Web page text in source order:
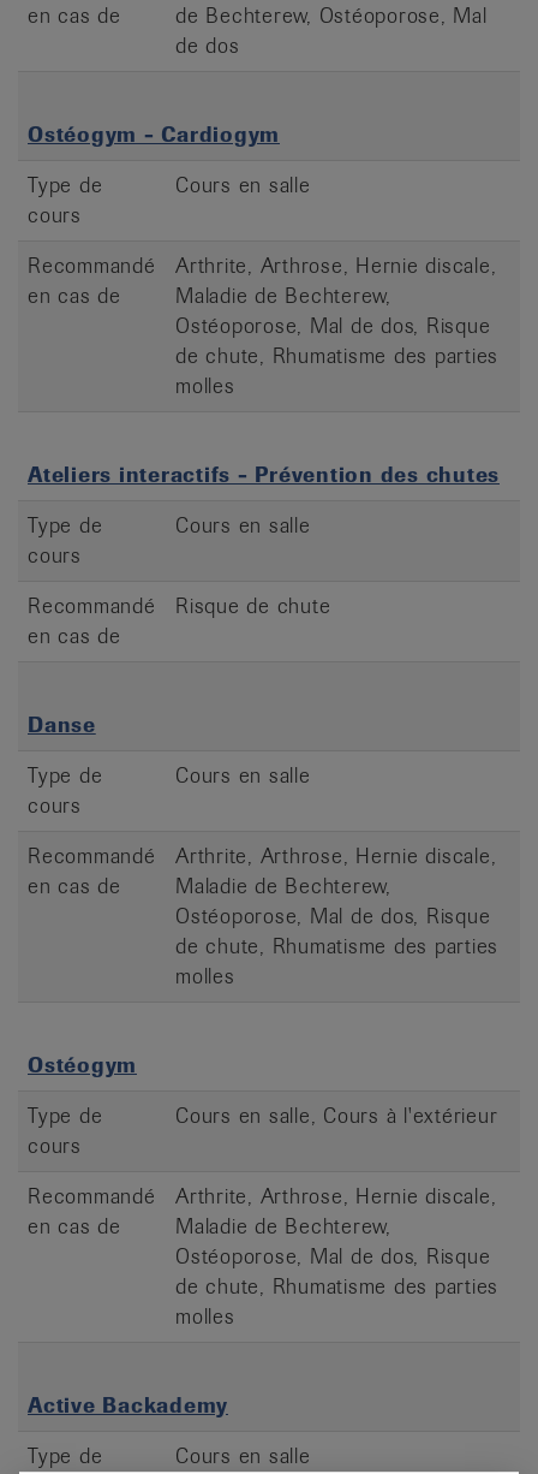
en cas de
de Bechterew, Ostéoporose, Mal
de dos
Ostéogym - Cardiogym
Type de
cours
Cours en salle
Recommandé
en cas de
Arthrite, Arthrose, Hernie discale,
Maladie de Bechterew,
Ostéoporose, Mal de dos, Risque
de chute, Rhumatisme des parties
molles
Ateliers interactifs - Prévention des chutes
Type de
cours
Cours en salle
Recommandé
en cas de
Risque de chute
Danse
Type de
cours
Cours en salle
Recommandé
en cas de
Arthrite, Arthrose, Hernie discale,
Maladie de Bechterew,
Ostéoporose, Mal de dos, Risque
de chute, Rhumatisme des parties
molles
Ostéogym
Type de
cours
Cours en salle, Cours à l'extérieur
Recommandé
en cas de
Arthrite, Arthrose, Hernie discale,
Maladie de Bechterew,
Ostéoporose, Mal de dos, Risque
de chute, Rhumatisme des parties
molles
Active Backademy
Type de
Cours en salle